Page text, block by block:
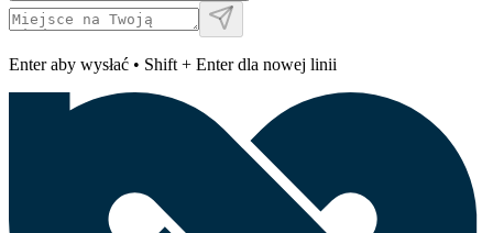
Enter aby wysłać • Shift + Enter dla nowej linii